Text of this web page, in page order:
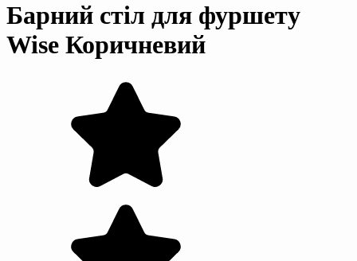
Барний стіл для фуршету
Wise Коричневий